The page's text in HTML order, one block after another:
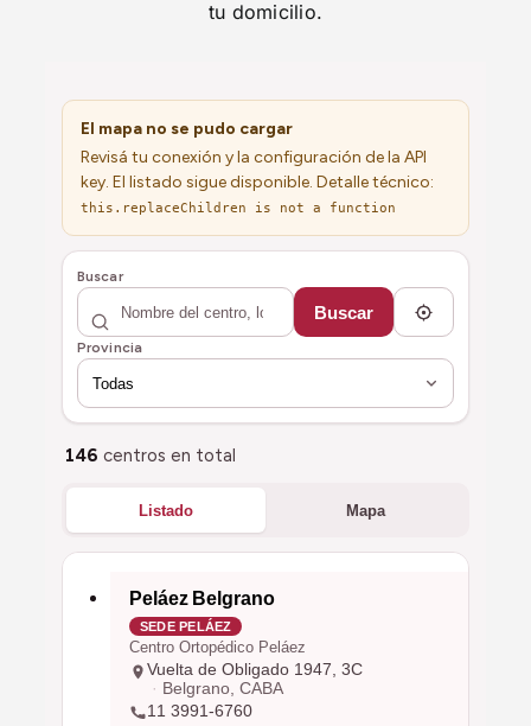
tu domicilio.